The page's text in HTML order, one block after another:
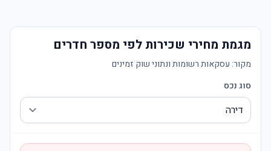
מגמת מחירי שכירות לפי מספר חדרים
מקור: עסקאות רשומות ונתוני שוק זמינים
סוג נכס